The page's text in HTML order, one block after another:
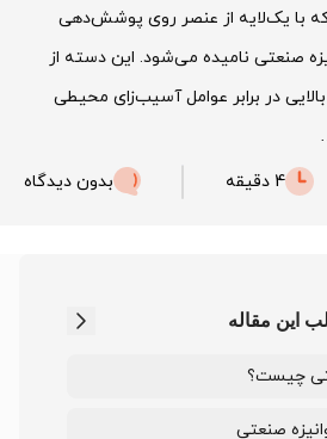
با یک‌لایه از عنصر روی پوشش‌دهی
صنعتی نامیده می‌شود. این دسته از
در برابر عوامل آسیب‌زای محیطی
4 دقیقه بدون دیدگاه
این مقاله
چیست؟
صنعتی